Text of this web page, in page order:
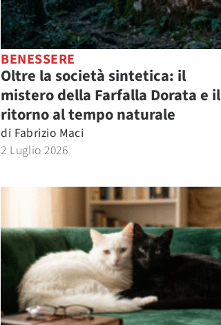
BENESSERE
Oltre la società sintetica: il
mistero della Farfalla Dorata e il
ritorno al tempo naturale
di Fabrizio Maci
2 Luglio 2026